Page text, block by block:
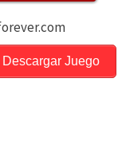
Descargar Juego